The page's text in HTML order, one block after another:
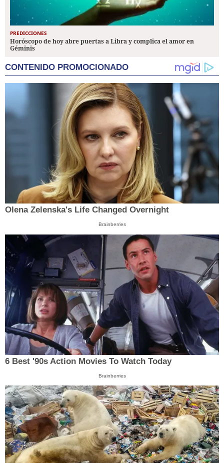
PREDICCIONES
Horóscopo de hoy abre puertas a Libra y complica el amor en
Géminis
CONTENIDO PROMOCIONADO
Olena Zelenska's Life Changed Overnight
Brainberries
6 Best '90s Action Movies To Watch Today
Brainberries